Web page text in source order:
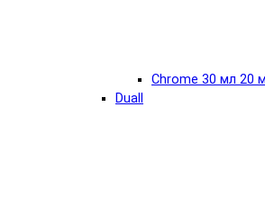
Chrome 30 мл 20
Duall